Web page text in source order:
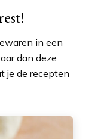
in een
dan deze
je de recepten